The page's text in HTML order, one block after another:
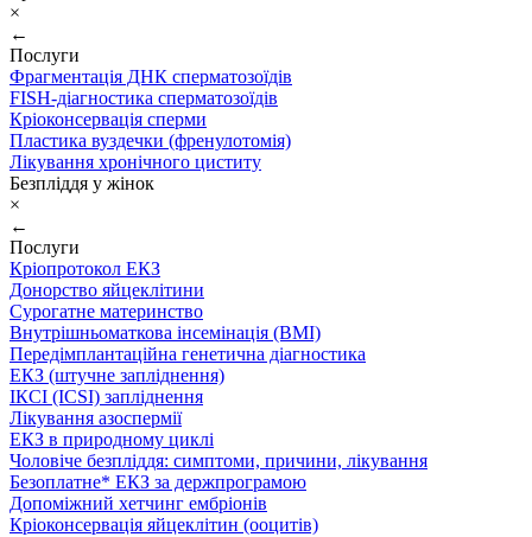
×
←
Послуги
Фрагментація ДНК сперматозоїдів
FISH-діагностика сперматозоїдів
Кріоконсервація сперми
Пластика вуздечки (френулотомія)
Лікування хронічного циститу
Безпліддя у жінок
×
←
Послуги
Кріопротокол ЕКЗ
Донорство яйцеклітини
Сурогатне материнство
Внутрішньоматкова інсемінація (ВМІ)
Передімплантаційна генетична діагностика
ЕКЗ (штучне запліднення)
ІКСІ (ICSI) запліднення
Лікування азоспермії
ЕКЗ в природному циклі
Чоловіче безпліддя: симптоми, причини, лікування
Безоплатне* ЕКЗ за держпрограмою
Допоміжний хетчинг ембріонів
Кріоконсервація яйцеклітин (ооцитів)